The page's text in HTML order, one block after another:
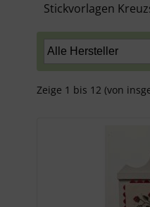
Stickvorlagen
Zeige 1 bis 12 (von